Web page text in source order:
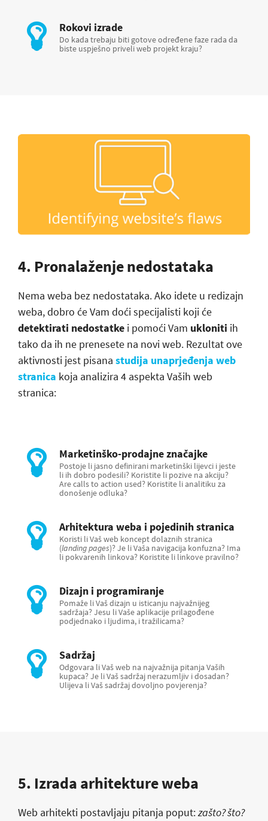
Rokovi izrade
Do kada trebaju biti gotove određene faze rada da
biste uspješno priveli web projekt kraju?
4. Pronalaženje nedostataka
Nema weba bez nedostataka. Ako idete u redizajn
weba, dobro će Vam doći specijalisti koji će
detektirati nedostatke i pomoći Vam ukloniti ih
tako da ih ne prenesete na novi web. Rezultat ove
aktivnosti jest pisana studija unaprjeđenja web
stranica koja analizira 4 aspekta Vaših web
stranica:
Marketinško-prodajne značajke
Postoje li jasno definirani marketinški lijevci i jeste
li ih dobro podesili? Koristite li pozive na akciju?
Are calls to action used? Koristite li analitiku za
donošenje odluka?
Arhitektura weba i pojedinih stranica
Koristi li Vaš web koncept dolaznih stranica
(landing pages)? Je li Vaša navigacija konfuzna? Ima
li pokvarenih linkova? Koristite li linkove pravilno?
Dizajn i programiranje
Pomaže li Vaš dizajn u isticanju najvažnijeg
sadržaja? Jesu li Vaše aplikacije prilagođene
podjednako i ljudima, i tražilicama?
Sadržaj
Odgovara li Vaš web na najvažnija pitanja Vaših
kupaca? Je li Vaš sadržaj nerazumljiv i dosadan?
Ulijeva li Vaš sadržaj dovoljno povjerenja?
5. Izrada arhitekture weba
Web arhitekti postavljaju pitanja poput:zašto? što?